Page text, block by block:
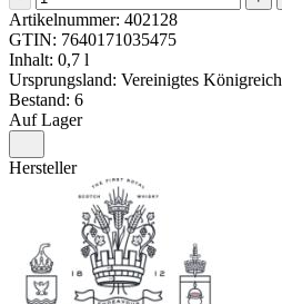
Artikelnummer: 402128
GTIN: 7640171035475
Inhalt: 0,7 l
Ursprungsland: Vereinigtes Königreich
Bestand: 6
Auf Lager
Hersteller